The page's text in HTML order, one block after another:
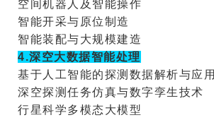
空间机器人及智能操作
智能开采与原位制造
智能装配与大规模建造
4.深空大数据智能处理
基于人工智能的探测数据解析与应用
深空探测任务仿真与数字孪生技术
行星科学多模态大模型